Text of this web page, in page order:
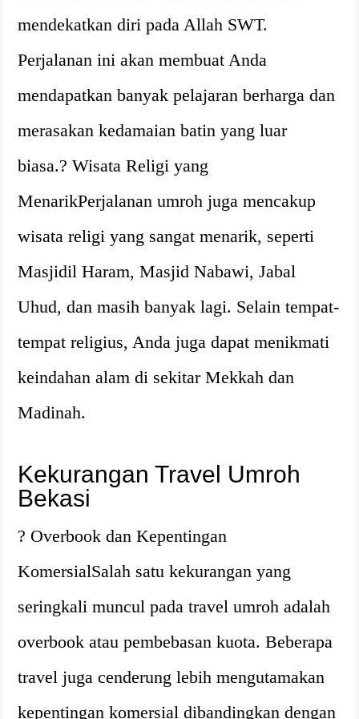
mendekatkan diri pada Allah SWT.
Perjalanan ini akan membuat Anda
mendapatkan banyak pelajaran berharga dan
merasakan kedamaian batin yang luar
biasa.? Wisata Religi yang
MenarikPerjalanan umroh juga mencakup
wisata religi yang sangat menarik, seperti
Masjidil Haram, Masjid Nabawi, Jabal
Uhud, dan masih banyak lagi. Selain tempat-
tempat religius, Anda juga dapat menikmati
keindahan alam di sekitar Mekkah dan
Madinah.
Kekurangan Travel Umroh
Bekasi
? Overbook dan Kepentingan
KomersialSalah satu kekurangan yang
seringkali muncul pada travel umroh adalah
overbook atau pembebasan kuota. Beberapa
travel juga cenderung lebih mengutamakan
kepentingan komersial dibandingkan dengan